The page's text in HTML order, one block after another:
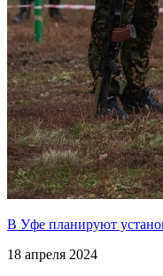
В Уфе планируют
18 апреля 2024